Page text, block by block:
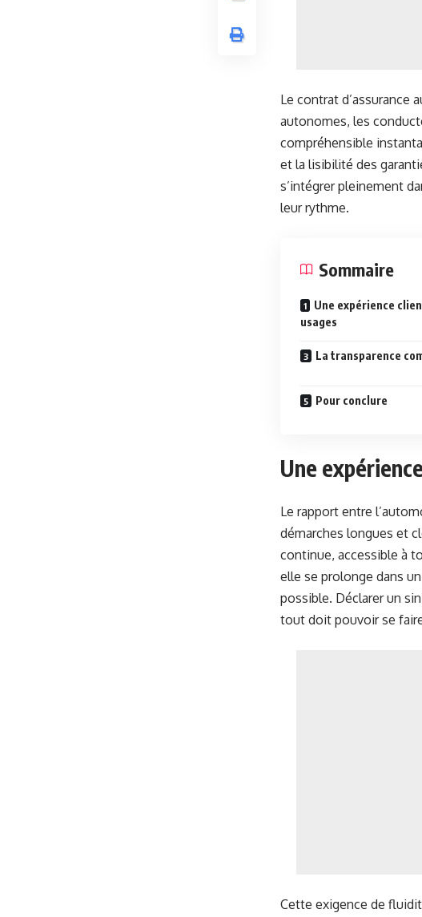
Le contrat d’assurance
autonomes, les
compréhensible
et la lisibilité des
s’intégrer pleinement
leur rythme.
Sommaire
Une expérience
usages
La transparence
Pour conclure
Une
Le rapport entre
démarches longues et
continue, accessible à
elle se prolonge dans
possible. Déclarer un
tout doit pouvoir se
Cette exigence de